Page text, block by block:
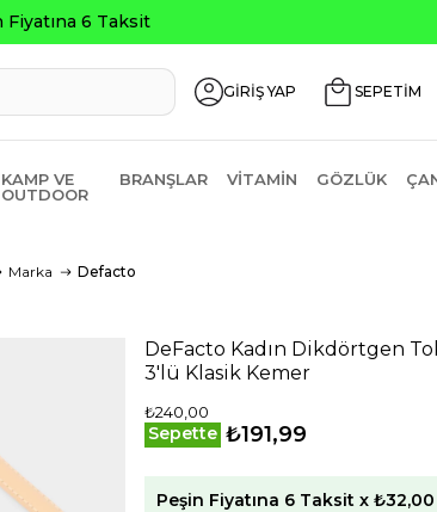
GİRİŞ YAP SEPETİM
KAMP VE
OUTDOOR
BRANŞLAR VITAMIN GÖZLÜK
Marka Defacto
DeFacto Kadın Dikdörtgen
3'lü Klasik Kemer
₺240,00
Sepette ₺191,99
Peşin Fiyatına 6 Taksit x ₺32,00